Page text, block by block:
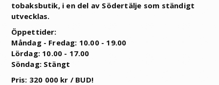
tobaksbutik, i en del av Södertälje som ständigt
utvecklas.
Öppettider:
Måndag - Fredag: 10.00 - 19.00
Lördag: 10.00 - 17.00
Söndag: Stängt
Pris: 320 000 kr / BUD!